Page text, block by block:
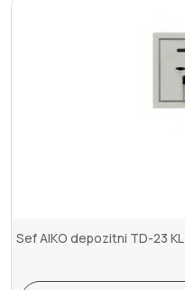
Sef AIKO depozitni TD-23 KL